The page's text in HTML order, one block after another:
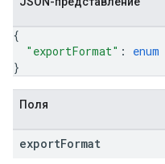
{
"exportFormat" :
}
Поля
exportFormat